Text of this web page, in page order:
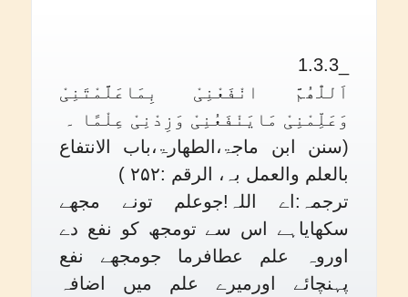
اَللّٰھُمَّ انْفَعْنِیْ بِمَاعَلَّمْتَنِیْ
وَعَلِّمْنِیْ مَایَنْفَعُنِیْ وَزِدْنِیْ عِلْمًا ۔
(سنن ابن ماجۃ،الطھارۃ،باب الانتفاع
بالعلم والعمل بہ، الرقم :۲۵۲ )
ترجمہ:اے اللہ!جوعلم تونے مجھے
سکھایاہے اس سے تومجھ کو نفع دے
اوروہ علم عطافرما جومجھے نفع
پہنچائے اورمیرے علم میں اضافہ